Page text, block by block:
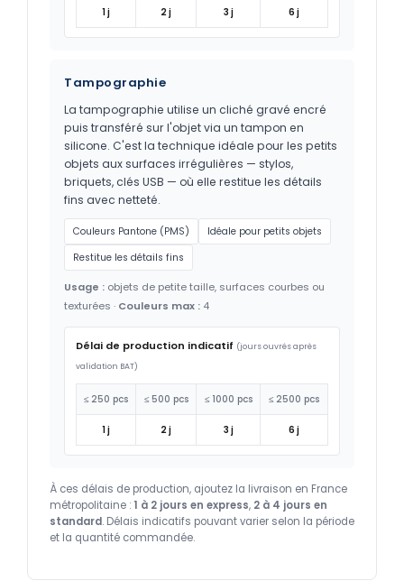
1 j 2 j 3 j 6 j
Tampographie
La tampographie utilise un cliché gravé encré
puis transféré sur l'objet via un tampon en
silicone. C'est la technique idéale pour les petits
objets aux surfaces irrégulières — stylos,
briquets, clés USB — où elle restitue les détails
fins avec netteté.
Couleurs Pantone (PMS)
Idéale pour petits objets
Restitue les détails fins
Usage : objets de petite taille, surfaces courbes ou
texturées · Couleurs max : 4
Délai de production indicatif (jours ouvrés après
validation BAT)
≤ 250 pcs ≤ 500 pcs ≤ 1000 pcs ≤ 2500 pcs
1 j 2 j 3 j 6 j
À ces délais de production, ajoutez la livraison en France
métropolitaine : 1 à 2 jours en express, 2 à 4 jours en
standard. Délais indicatifs pouvant varier selon la période
et la quantité commandée.